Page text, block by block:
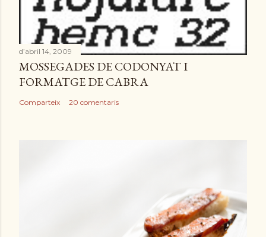
d’abril 14, 2009
MOSSEGADES DE CODONYAT I
FORMATGE DE CABRA
Comparteix 20 comentaris